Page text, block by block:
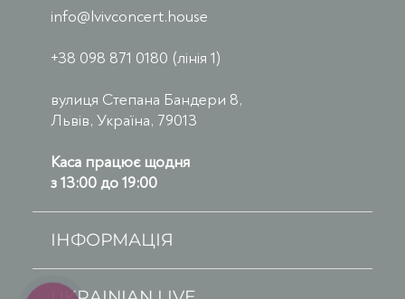
info@lvivconcert.house
+38 098 871 0180 (лінія 1)
вулиця Степана Бандери 8,
Львів, Україна, 79013
Каса працює щодня
з 13:00 до 19:00
ІНФОРМАЦІЯ